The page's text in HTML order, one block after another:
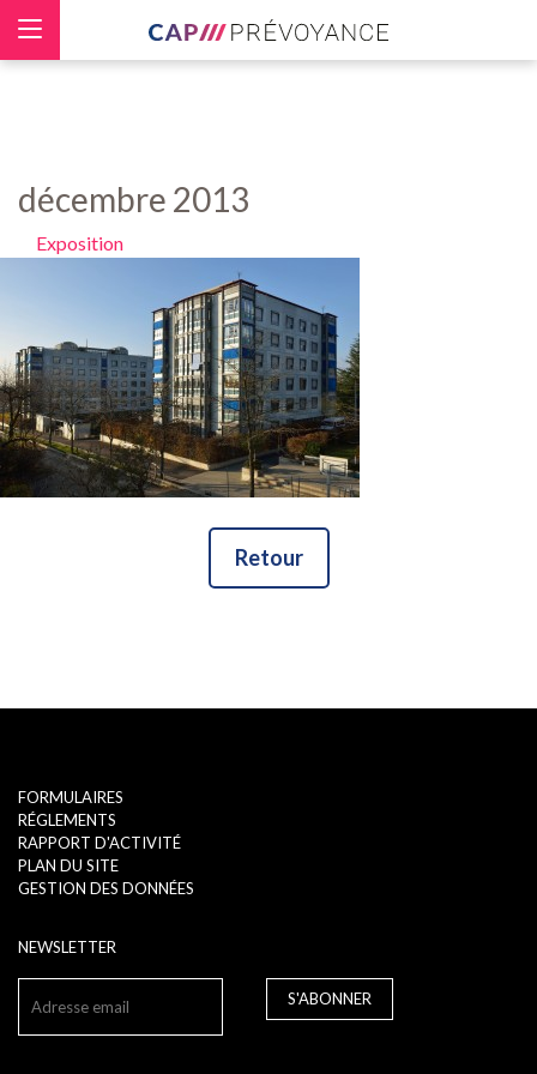
décembre 2013
Exposition
Retour
FORMULAIRES
RÉGLEMENTS
RAPPORT D'ACTIVITÉ
PLAN DU SITE
GESTION DES DONNÉES
NEWSLETTER
S'ABONNER
Panneau de gestion des cookies